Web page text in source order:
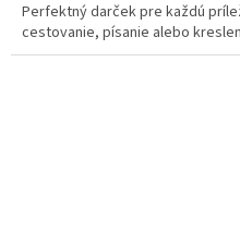
Perfektný darček pre každú
cestovanie, písanie alebo